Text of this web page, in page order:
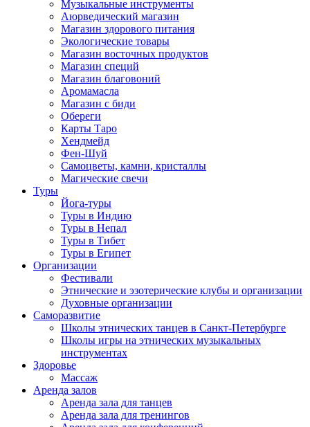
Музыкальные инструменты
Аюрведический магазин
Магазин здорового питания
Экологические товары
Магазин восточных продуктов
Магазин специй
Магазин благовоний
Аромамасла
Магазин с биди
Обереги
Карты Таро
Хендмейд
Фен-Шуй
Самоцветы, камни, кристаллы
Магические свечи
Туры
Йога-туры
Туры в Индию
Туры в Непал
Туры в Тибет
Туры в Египет
Организации
Фестивали
Этнические и эзотерические клубы и организации
Духовные организации
Саморазвитие
Школы этнических танцев в Санкт-Петербурге
Школы игры на этнических музыкальных
инструментах
Здоровье
Массаж
Аренда залов
Аренда зала для танцев
Аренда зала для тренингов